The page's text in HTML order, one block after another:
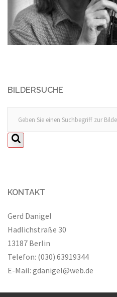
BILDERSUCHE
KONTAKT
Gerd Danigel
Hadlichstraße 30
13187 Berlin
Telefon: (030) 63919344
E-Mail: gdanigel@web.de